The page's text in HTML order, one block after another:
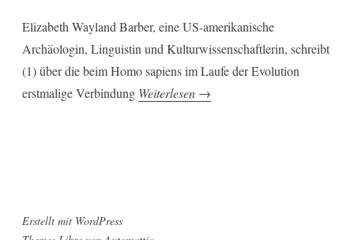
Elizabeth Wayland Barber, eine US-amerikanische
Archäologin, Linguistin und Kulturwissenschaftlerin, schreibt
(1) über die beim Homo sapiens im Laufe der Evolution
erstmalige Verbindung Weiterlesen „Homo
→
Erstellt mit WordPress